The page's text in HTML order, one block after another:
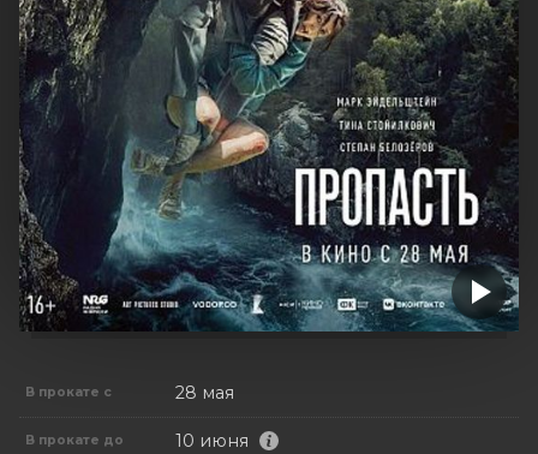
В прокате с 28 мая
В прокате до 10 июня